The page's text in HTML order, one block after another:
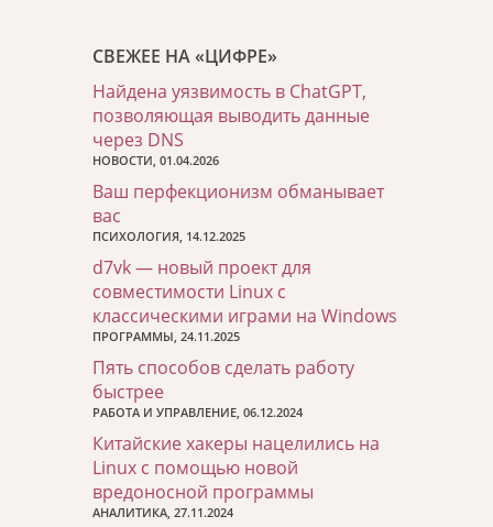
СВЕЖЕЕ НА «ЦИФРЕ»
Найдена уязвимость в ChatGPT,
позволяющая выводить данные
через DNS
НОВОСТИ, 01.04.2026
Ваш перфекционизм обманывает
вас
ПСИХОЛОГИЯ, 14.12.2025
d7vk — новый проект для
совместимости Linux с
классическими играми на Windows
ПРОГРАММЫ, 24.11.2025
Пять способов сделать работу
быстрее
РАБОТА И УПРАВЛЕНИЕ, 06.12.2024
Китайские хакеры нацелились на
Linux с помощью новой
вредоносной программы
АНАЛИТИКА, 27.11.2024